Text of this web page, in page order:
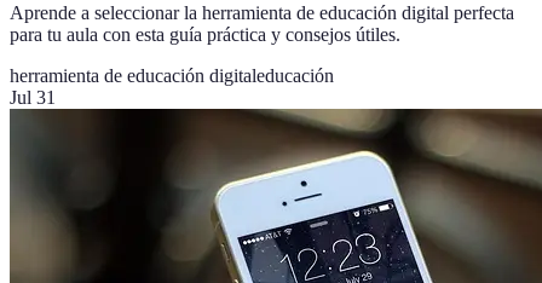
Aprende a seleccionar la herramienta de educación digital perfecta
para tu aula con esta guía práctica y consejos útiles.
herramienta de educación digitaleducación
Jul 31